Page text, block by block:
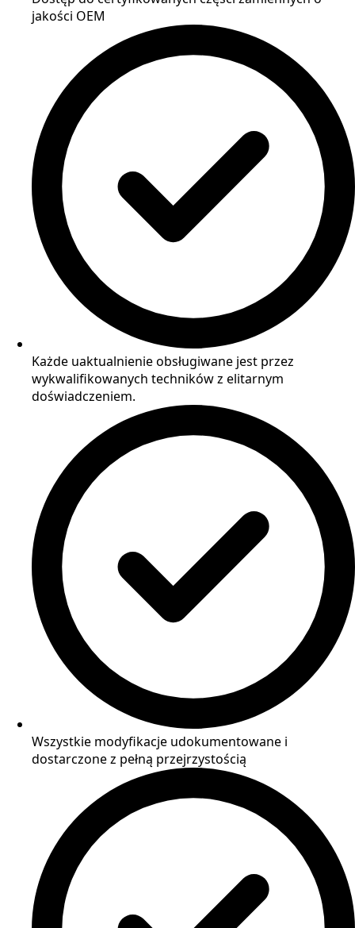
jakości OEM
Każde uaktualnienie obsługiwane jest przez
wykwalifikowanych techników z elitarnym
doświadczeniem.
Wszystkie modyfikacje udokumentowane i
dostarczone z pełną przejrzystością